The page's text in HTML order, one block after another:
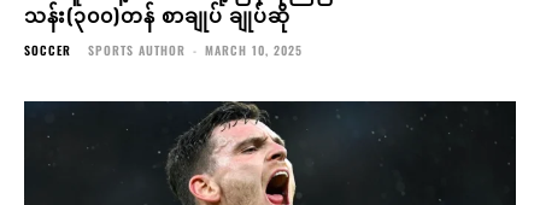
သန်း(၃၀၀)တန် စာချုပ် ချုပ်ဆို
SOCCER SPORTS AUTHOR - MARCH 10, 2025